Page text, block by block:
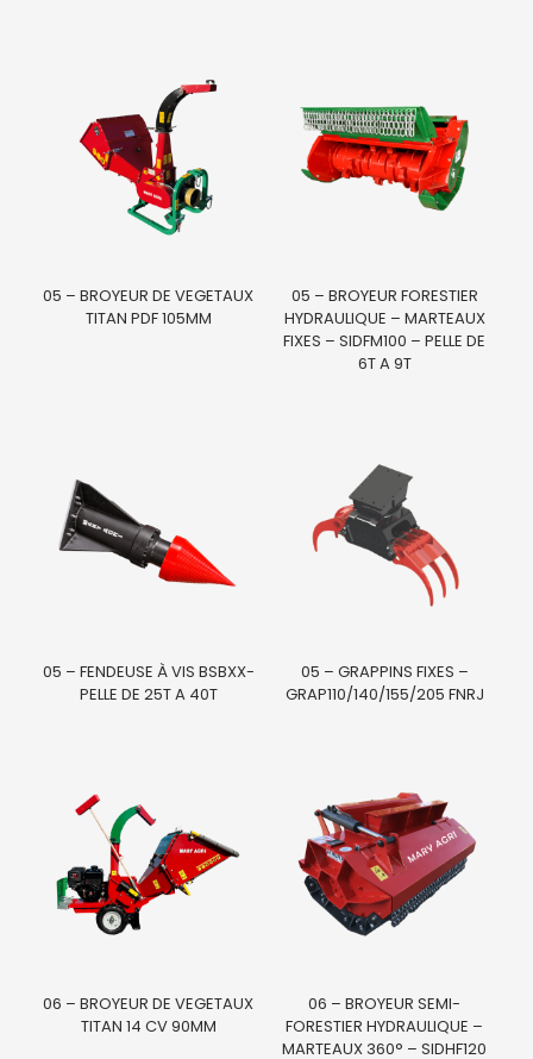
05 – BROYEUR DE VEGETAUX
TITAN PDF 105MM
05 – BROYEUR FORESTIER
HYDRAULIQUE – MARTEAUX
FIXES – SIDFM100 – PELLE DE
6T A 9T
05 – FENDEUSE À VIS BSBXX-
PELLE DE 25T A 40T
05 – GRAPPINS FIXES –
GRAP110/140/155/205 FNRJ
06 – BROYEUR DE VEGETAUX
TITAN 14 CV 90MM
06 – BROYEUR SEMI-
FORESTIER HYDRAULIQUE –
MARTEAUX 360° – SIDHF120